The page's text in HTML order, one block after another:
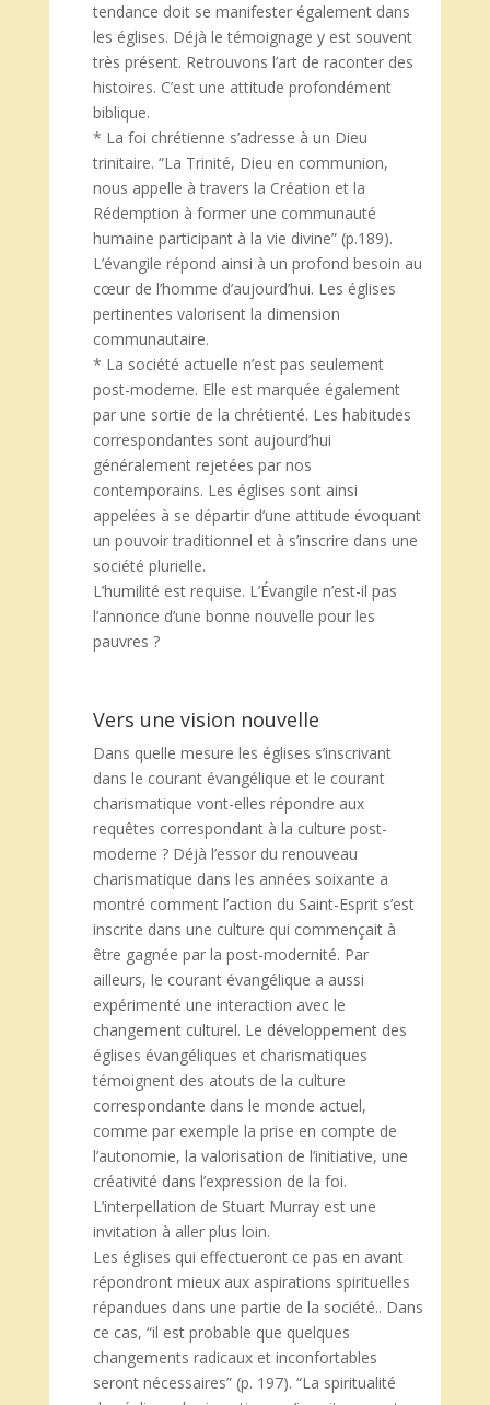
tendance doit se manifester également dans
les églises. Déjà le témoignage y est souvent
très présent. Retrouvons l’art de raconter des
histoires. C’est une attitude profondément
biblique.
* La foi chrétienne s’adresse à un Dieu
trinitaire. “La Trinité, Dieu en communion,
nous appelle à travers la Création et la
Rédemption à former une communauté
humaine participant à la vie divine” (p.189).
L’évangile répond ainsi à un profond besoin au
cœur de l’homme d’aujourd’hui. Les églises
pertinentes valorisent la dimension
communautaire.
* La société actuelle n’est pas seulement
post-moderne. Elle est marquée également
par une sortie de la chrétienté. Les habitudes
correspondantes sont aujourd’hui
généralement rejetées par nos
contemporains. Les églises sont ainsi
appelées à se départir d’une attitude évoquant
un pouvoir traditionnel et à s’inscrire dans une
société plurielle.
L’humilité est requise. L’Évangile n’est-il pas
l’annonce d’une bonne nouvelle pour les
pauvres ?
Vers une vision nouvelle
Dans quelle mesure les églises s’inscrivant
dans le courant évangélique et le courant
charismatique vont-elles répondre aux
requêtes correspondant à la culture post-
moderne ? Déjà l’essor du renouveau
charismatique dans les années soixante a
montré comment l’action du Saint-Esprit s’est
inscrite dans une culture qui commençait à
être gagnée par la post-modernité. Par
ailleurs, le courant évangélique a aussi
expérimenté une interaction avec le
changement culturel. Le développement des
églises évangéliques et charismatiques
témoignent des atouts de la culture
correspondante dans le monde actuel,
comme par exemple la prise en compte de
l’autonomie, la valorisation de l’initiative, une
créativité dans l’expression de la foi.
L’interpellation de Stuart Murray est une
invitation à aller plus loin.
Les églises qui effectueront ce pas en avant
répondront mieux aux aspirations spirituelles
répandues dans une partie de la société.. Dans
ce cas, “il est probable que quelques
changements radicaux et inconfortables
seront nécessaires” (p. 197). “La spiritualité